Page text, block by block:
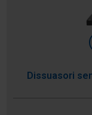
Dissuasori